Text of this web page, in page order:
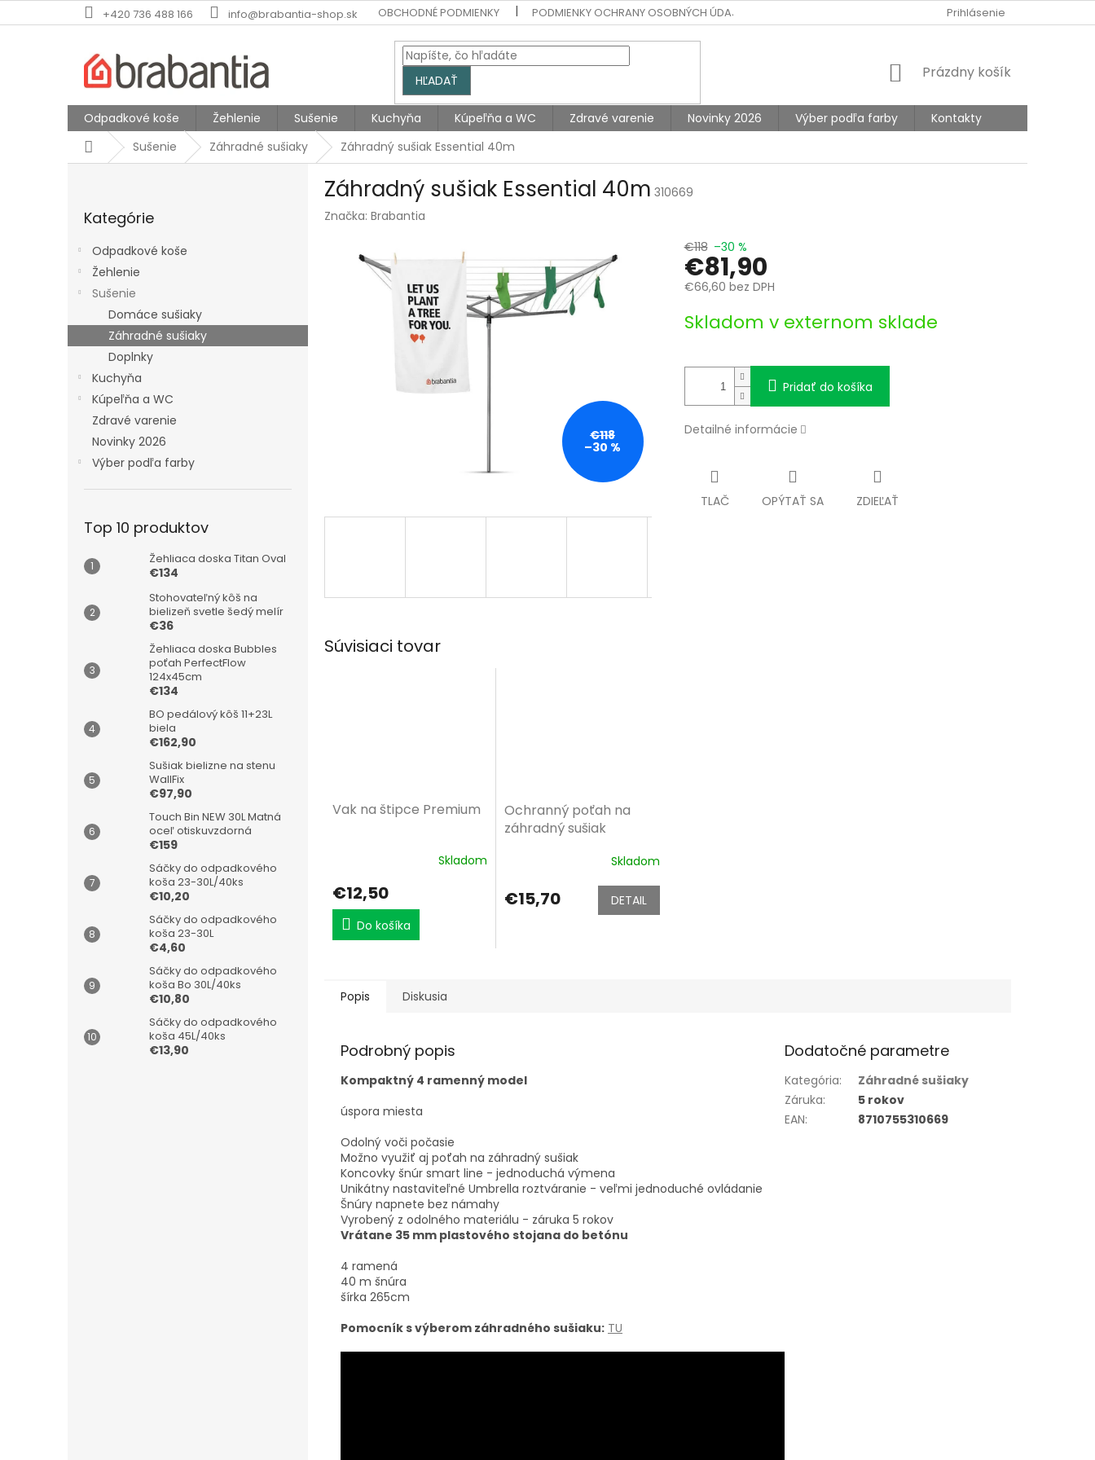
na
+420 736 488 166 info@brabantia-shop.sk OBCHODNÉ PODMIENKY PODMIENKY OCHRANY OSOBNÝCH ÚDAJOV Prihlásenie
HĽADAŤ
NÁKUPNÝ
Prázdny košík
Odpadkové koše Žehlenie Sušenie Kuchyňa Kúpeľňa a WC Zdravé varenie Novinky 2026 Výber podľa farby
Kontakty
DomovSušenie Záhradné sušiaky Záhradný sušiak Essential 40m
kategórie
Kategórie
Odpadkové koše
Žehlenie
Sušenie
Domáce sušiaky
Záhradné sušiaky
Doplnky
Kuchyňa
Kúpeľňa a WC
Zdravé varenie
Novinky 2026
Výber podľa farby
Top 10 produktov
Žehliaca doska Titan Oval
€134
Stohovateľný kôš na
bielizeň svetle šedý melír
€36
Žehliaca doska Bubbles
poťah PerfectFlow
124x45cm
€134
BO pedálový kôš 11+23L
biela
€162,90
Sušiak bielizne na stenu
WallFix
€97,90
Touch Bin NEW 30L Matná
oceľ otiskuvzdorná
€159
Sáčky do odpadkového
koša 23-30L/40ks
€10,20
Sáčky do odpadkového
koša 23-30L
€4,60
Sáčky do odpadkového
koša Bo 30L/40ks
€10,80
Sáčky do odpadkového
koša 45L/40ks
€13,90
Záhradný sušiak Essential 40m 310669
Značka: Brabantia
€118
–30 %
€118 –30 %
€81,90
€66,60 bez DPH
cena:
Skladom v externom sklade
Pridať do košíka
Detailné informácie
TLAČ OPÝTAŤ SA ZDIEĽAŤ
Súvisiaci tovar
Vak na štipce Premium
Skladom
€12,50
Do košíka
Ochranný poťah na
záhradný sušiak
Skladom
€15,70 DETAIL
Popis Diskusia
Podrobný popis
Kompaktný 4 ramenný model
úspora miesta
Odolný voči počasie
Možno využiť aj poťah na záhradný sušiak
Koncovky šnúr smart line - jednoduchá výmena
Unikátny nastaviteľné Umbrella roztváranie - veľmi jednoduché ovládanie
Šnúry napnete bez námahy
Vyrobený z odolného materiálu - záruka 5 rokov
Vrátane 35 mm plastového stojana do betónu
4 ramená
40 m šnúra
šírka 265cm
Pomocník s výberom záhradného sušiaku: TU
Dodatočné parametre
Kategória:
Záhradné sušiaky
Záruka:
5 rokov
EAN: 8710755310669